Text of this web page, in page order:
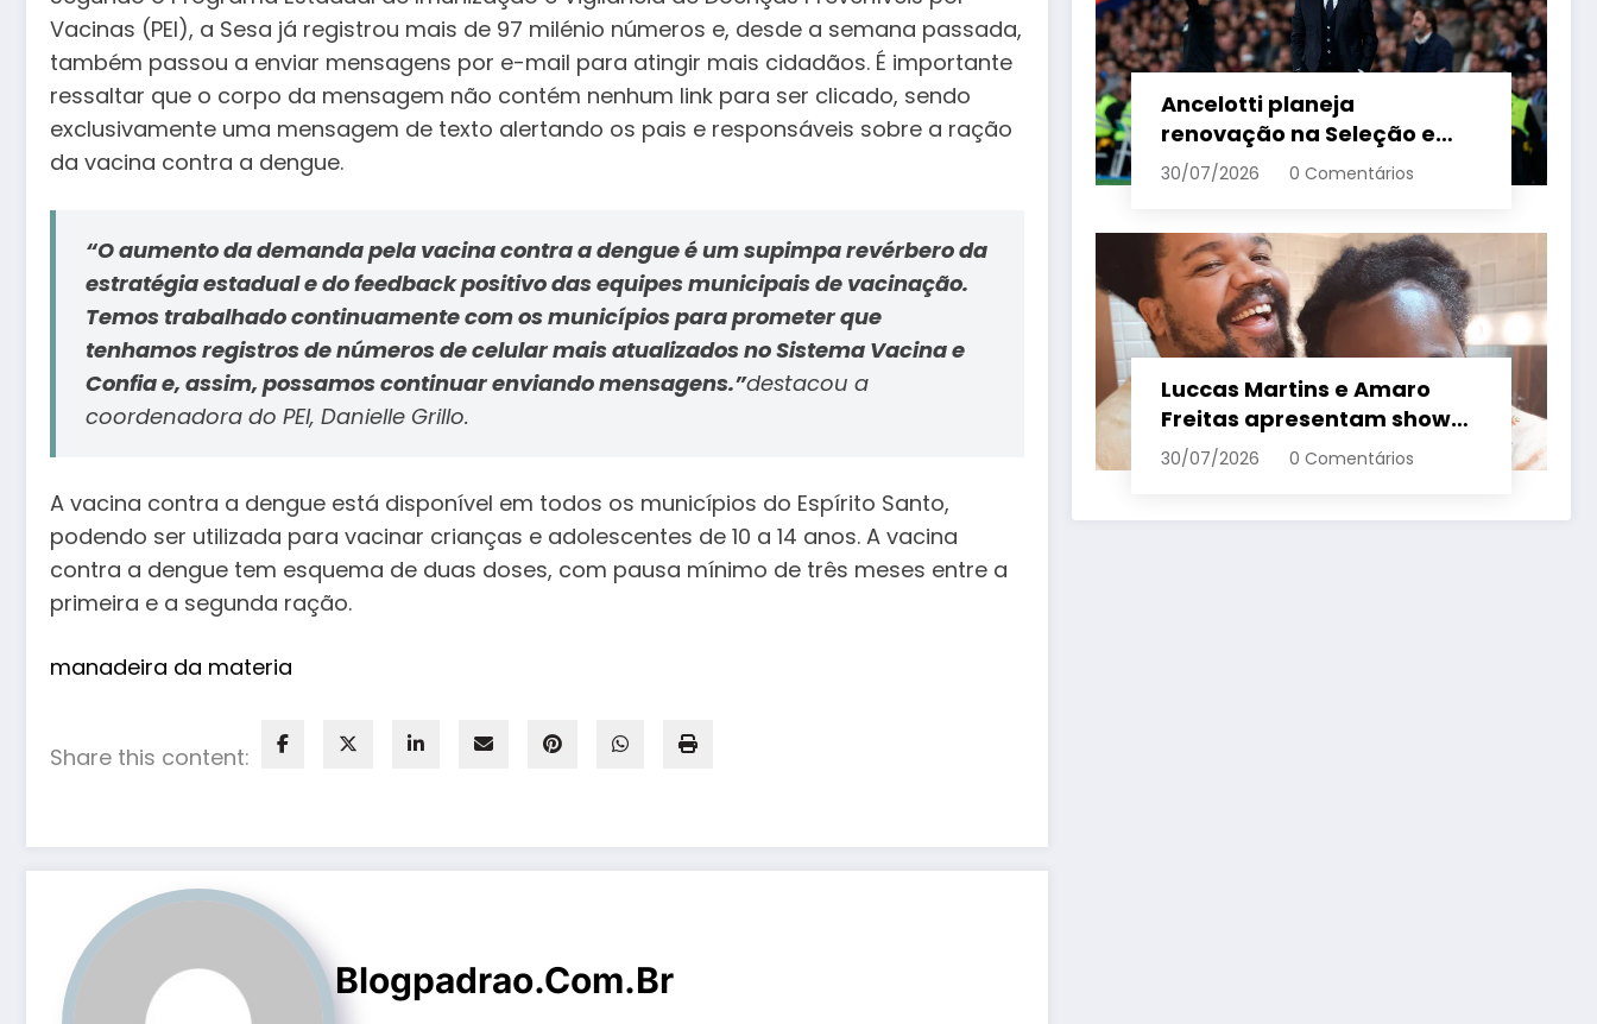
Vacinas (PEI), a Sesa já registrou mais de 97 milénio números e, desde a semana passada,
também passou a enviar mensagens por e-mail para atingir mais cidadãos. É importante
ressaltar que o corpo da mensagem não contém nenhum link para ser clicado, sendo
exclusivamente uma mensagem de texto alertando os pais e responsáveis ​​sobre a ração
da vacina contra a dengue.
“O aumento da demanda pela vacina contra a dengue é um supimpa revérbero da
estratégia estadual e do feedback positivo das equipes municipais de vacinação.
Temos trabalhado continuamente com os municípios para prometer que
tenhamos registros de números de celular mais atualizados no Sistema Vacina e
Confia e, assim, possamos continuar enviando mensagens.”destacou a
coordenadora do PEI, Danielle Grillo.
A vacina contra a dengue está disponível em todos os municípios do Espírito Santo,
podendo ser utilizada para vacinar crianças e adolescentes de 10 a 14 anos. A vacina
contra a dengue tem esquema de duas doses, com pausa mínimo de três meses entre a
primeira e a segunda ração.
manadeira da materia
Share this content:
Blogpadrao.com.br
Ancelotti planeja
renovação na Seleção e
menciona termo de ciclo
30/07/2026 0 Comentários
Luccas Martins e Amaro
Freitas apresentam show
inédito e gratuito em
30/07/2026 0 Comentários